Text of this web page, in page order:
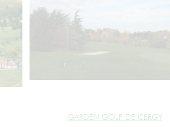
GARDEN GOLF DE CERGY